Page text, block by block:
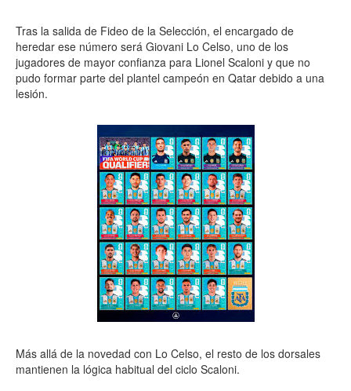
Tras la salida de Fideo de la Selección, el encargado de
heredar ese número será Giovani Lo Celso, uno de los
jugadores de mayor confianza para Lionel Scaloni y que no
pudo formar parte del plantel campeón en Qatar debido a una
lesión.
Más allá de la novedad con Lo Celso, el resto de los dorsales
mantienen la lógica habitual del ciclo Scaloni.